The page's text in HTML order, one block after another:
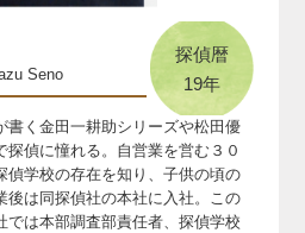
Seno
探偵暦
19年
書く金田一耕助シリーズや松田優
偵に憧れる。
自営業を営む３０
偵学校の存在を知り、子供の頃の
後は同探偵社の本社に入社。この
では本部調査部責任者、探偵学校